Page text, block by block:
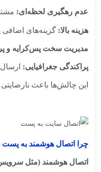
عدم رهگیری لحظه‌ای:
هزینه بالا: گزینه‌های
مدیریت سخت پس‌کرایه و
پراکندگی جغرافیایی:
این چالش‌ها باعث
چرا اتصال هوشمند به
اتصال هوشمند (مثل